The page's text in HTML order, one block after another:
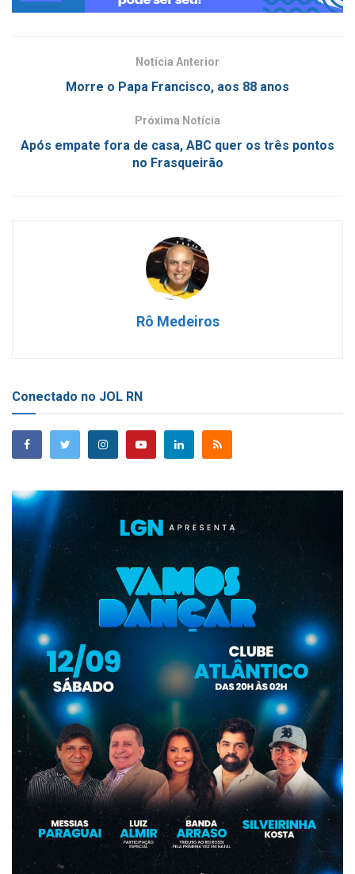
Notícia Anterior
Morre o Papa Francisco, aos 88 anos
Próxima Notícia
Após empate fora de casa, ABC quer os três pontos
no Frasqueirão
Rô Medeiros
Conectado no JOL RN